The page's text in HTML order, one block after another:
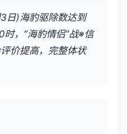
日)海豹驱除数达到
，“海豹情侣”战※信
价提高，完整体状